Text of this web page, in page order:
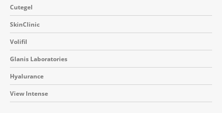
Cutegel
SkinClinic
Volifil
Glanis Laboratories
Hyalurance
View Intense